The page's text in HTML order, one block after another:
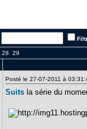
28 29
Posté le 27-07-2011 à
Suits la série du